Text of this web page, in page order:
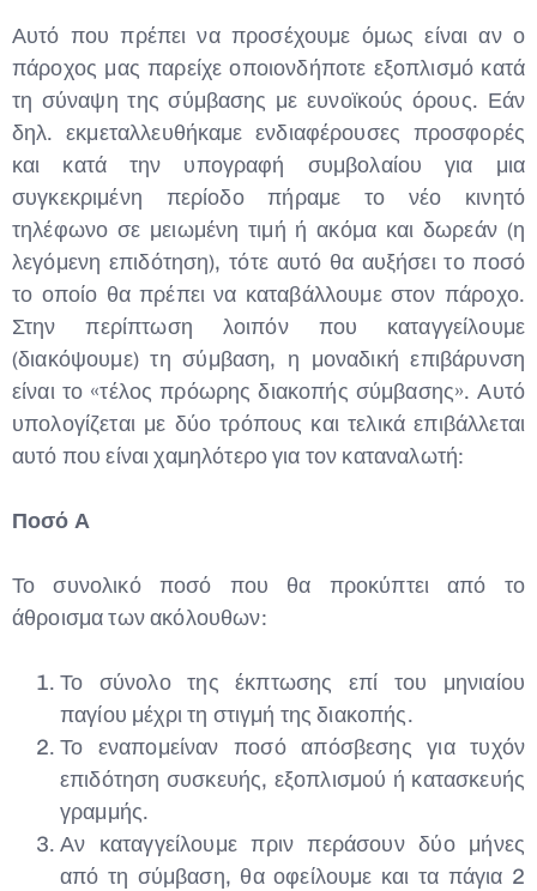
Αυτό που πρέπει να προσέχουμε όμως είναι αν ο
πάροχος μας παρείχε οποιονδήποτε εξοπλισμό κατά
τη σύναψη της σύμβασης με ευνοϊκούς όρους. Εάν
δηλ. εκμεταλλευθήκαμε ενδιαφέρουσες προσφορές
και κατά την υπογραφή συμβολαίου για μια
συγκεκριμένη περίοδο πήραμε το νέο κινητό
τηλέφωνο σε μειωμένη τιμή ή ακόμα και δωρεάν (η
λεγόμενη επιδότηση), τότε αυτό θα αυξήσει το ποσό
το οποίο θα πρέπει να καταβάλλουμε στον πάροχο.
Στην περίπτωση λοιπόν που καταγγείλουμε
(διακόψουμε) τη σύμβαση, η μοναδική επιβάρυνση
είναι το «τέλος πρόωρης διακοπής σύμβασης». Αυτό
υπολογίζεται με δύο τρόπους και τελικά επιβάλλεται
αυτό που είναι χαμηλότερο για τον καταναλωτή:
Ποσό Α
Το συνολικό ποσό που θα προκύπτει από το
άθροισμα των ακόλουθων:
Το σύνολο της έκπτωσης επί του μηνιαίου
παγίου μέχρι τη στιγμή της διακοπής.
Το εναπομείναν ποσό απόσβεσης για τυχόν
επιδότηση συσκευής, εξοπλισμού ή κατασκευής
γραμμής.
Αν καταγγείλουμε πριν περάσουν δύο μήνες
από τη σύμβαση, θα οφείλουμε και τα πάγια 2